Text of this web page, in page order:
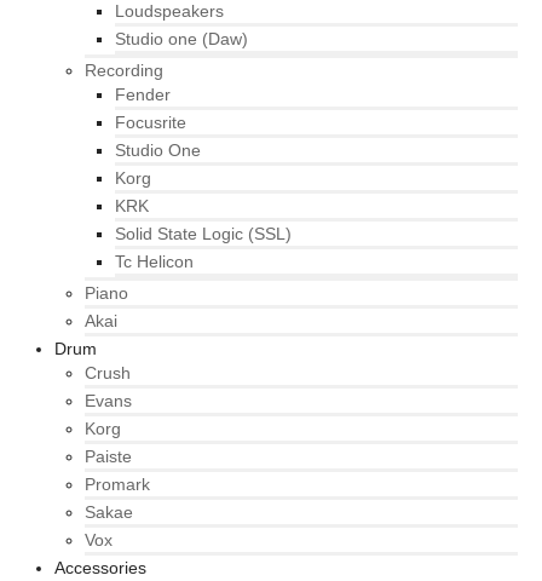
Loudspeakers
Studio one (Daw)
Recording
Fender
Focusrite
Studio One
Korg
KRK
Solid State Logic (SSL)
Tc Helicon
Piano
Akai
Drum
Crush
Evans
Korg
Paiste
Promark
Sakae
Vox
Accessories